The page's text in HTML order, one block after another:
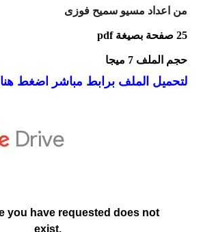
من اعداد مسيو سميح فوزى
25 صفحة بصيغة pdf
حجم الملف 7 ميجا
لتحميل الملف برابط مباشر اضغط هنا